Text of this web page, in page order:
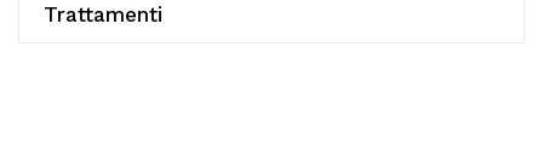
Trattamenti